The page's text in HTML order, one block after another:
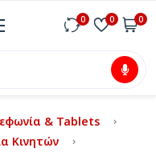
0 0 0
& Tablets
Κινητών